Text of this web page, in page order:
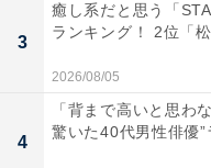
3
癒し系だと思う「
ランキング！ 2位「
2026/08/05
4
「背まで高いと思わ
驚いた40代男性俳優”